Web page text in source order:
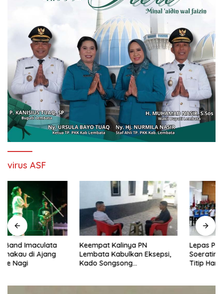
virus ASF
Keempat Kalinya PN
Lembata Kabulkan Eksepsi,
Kado Songsong
Lepas Persebata U-17 ke
Soeratin Cup, Wakil Bupati
Titip Harapan dan Harga Diri